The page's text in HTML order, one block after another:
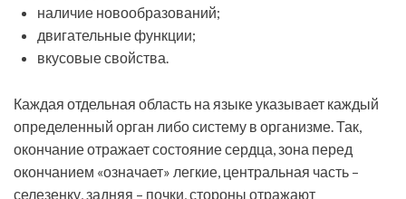
наличие новообразований;
двигательные функции;
вкусовые свойства.
Каждая отдельная область на языке указывает каждый
определенный орган либо систему в организме. Так,
окончание отражает состояние сердца, зона перед
окончанием «означает» легкие, центральная часть –
селезенку, задняя – почки, стороны отражают